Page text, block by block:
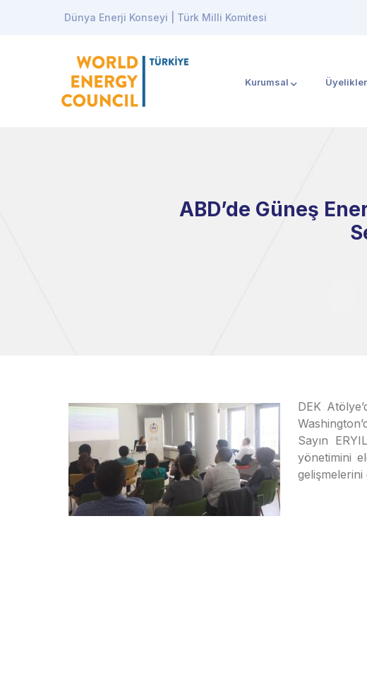
Dünya Enerji Konseyi | Türk Milli Komitesi
Kurumsal Üyelikler
ABD’de Güneş
DEK
Sayın
yönetimini